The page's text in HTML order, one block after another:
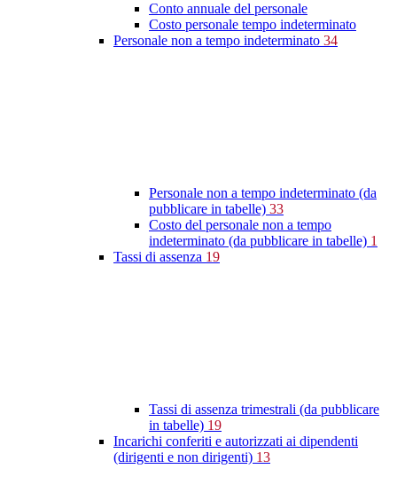
Conto annuale del personale
Costo personale tempo indeterminato
Personale non a tempo indeterminato 34
Personale non a tempo indeterminato (da
pubblicare in tabelle) 33
Costo del personale non a tempo
indeterminato (da pubblicare in tabelle) 1
Tassi di assenza 19
Tassi di assenza trimestrali (da pubblicare
in tabelle) 19
Incarichi conferiti e autorizzati ai dipendenti
(dirigenti e non dirigenti) 13